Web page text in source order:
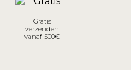
Gratis
verzenden
vanaf 500€